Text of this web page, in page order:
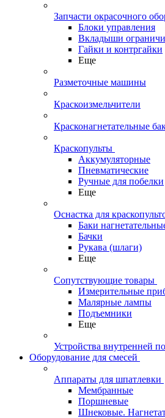
Запчасти окрасочного
Блоки управления
Вкладыши
Гайки и контргайки
Еще
Разметочные машины
Краскоизмельчители
Красконагнетательные
Краскопульты
Аккумуляторные
Пневматические
Ручные для побелки
Еще
Оснастка для
Баки
Бачки
Рукава (шлаги)
Еще
Сопутствующие товары
Измерительные
Малярные лампы
Подъемники
Еще
Устройства внутренней
Оборудование для смесей
Аппараты для шпатлевки
Мембранные
Поршневые
Шнековые.